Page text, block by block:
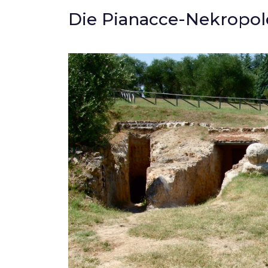
Die Pianacce-